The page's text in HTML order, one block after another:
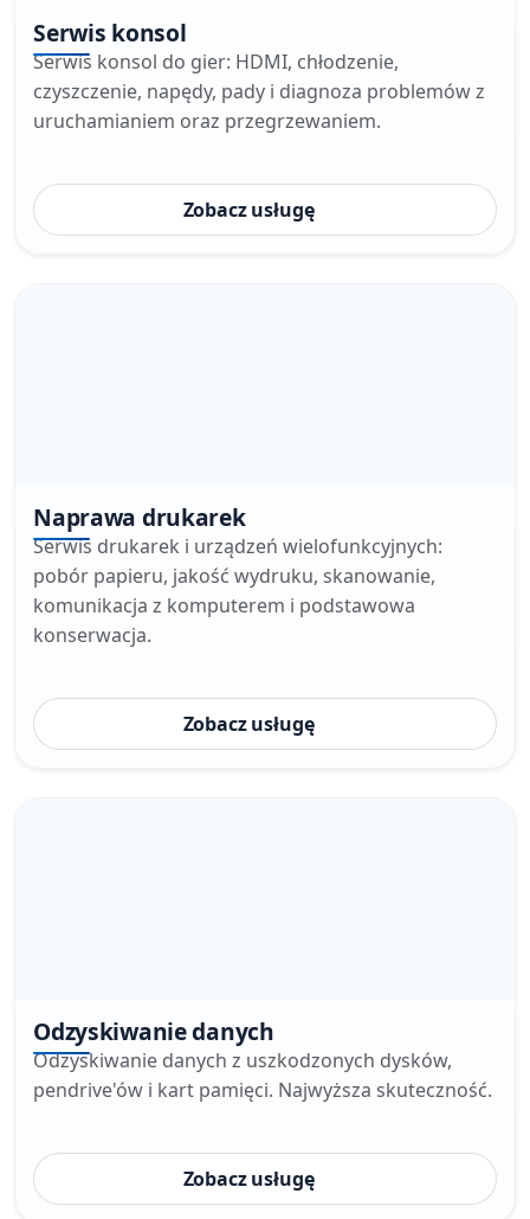
Serwis konsol
Serwis konsol do gier: HDMI, chłodzenie,
czyszczenie, napędy, pady i diagnoza problemów z
uruchamianiem oraz przegrzewaniem.
Zobacz usługę
Naprawa drukarek
Serwis drukarek i urządzeń wielofunkcyjnych:
pobór papieru, jakość wydruku, skanowanie,
komunikacja z komputerem i podstawowa
konserwacja.
Zobacz usługę
Odzyskiwanie danych
Odzyskiwanie danych z uszkodzonych dysków,
pendrive'ów i kart pamięci. Najwyższa skuteczność.
Zobacz usługę